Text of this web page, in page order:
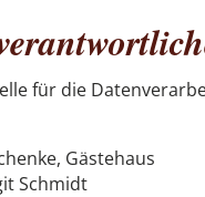
für die
Gästehaus
Schmidt